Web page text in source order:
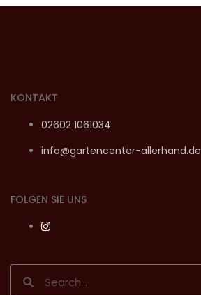
KONTAKT
02602 1061034
info@gartencenter-allerhand.de
FOLGEN SIE UNS